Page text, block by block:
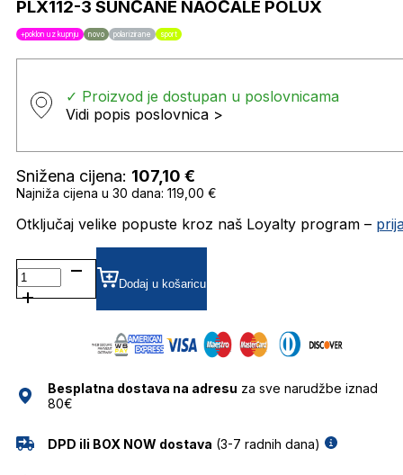
PLX112-3 SUNČANE NAOČALE POLUX
+poklon uz kupnju novo polarizirane sport
✓ Proizvod je dostupan u poslovnicama
Vidi popis poslovnica >
Snižena cijena: 107,10 €
Najniža cijena u 30 dana: 119,00 €
Otključaj velike popuste kroz naš Loyalty program –
PLX112-
3
SUNČANE
Dodaj u košaricu
Besplatna dostava na adresu za sve narudžbe iznad
80€
DPD ili BOX NOW dostava (3-7 radnih dana)